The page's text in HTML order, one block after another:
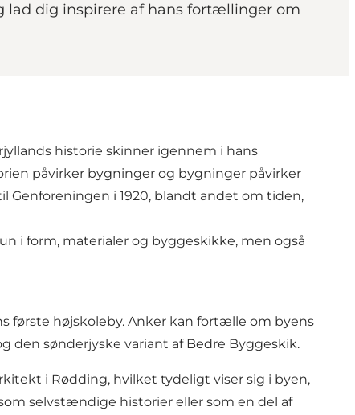
lad dig inspirere af hans fortællinger om
historie skinner igennem i hans
påvirker bygninger og bygninger påvirker
Genforeningen i 1920, blandt andet om tiden,
i form, materialer og byggeskikke, men også
første højskoleby. Anker kan fortælle om byens
den sønderjyske variant af Bedre Byggeskik.
i Rødding, hvilket tydeligt viser sig i byen,
selvstændige historier eller som en del af